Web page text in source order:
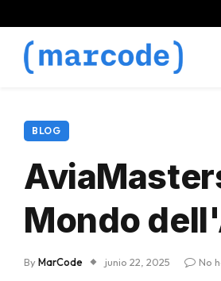
BLOG
Mondo
ByMarCode junio 22, 2025 No